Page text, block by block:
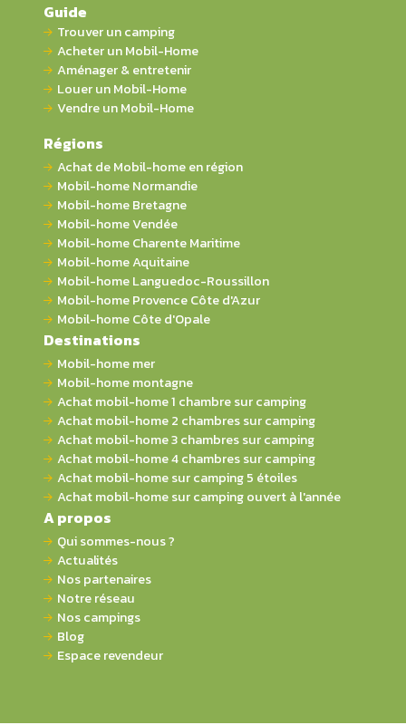
Guide
Trouver un camping
Acheter un Mobil-Home
Aménager & entretenir
Louer un Mobil-Home
Vendre un Mobil-Home
Régions
Achat de Mobil-home en région
Mobil-home Normandie
Mobil-home Bretagne
Mobil-home Vendée
Mobil-home Charente Maritime
Mobil-home Aquitaine
Mobil-home Languedoc-Roussillon
Mobil-home Provence Côte d'Azur
Mobil-home Côte d'Opale
Destinations
Mobil-home mer
Mobil-home montagne
Achat mobil-home 1 chambre sur camping
Achat mobil-home 2 chambres sur camping
Achat mobil-home 3 chambres sur camping
Achat mobil-home 4 chambres sur camping
Achat mobil-home sur camping 5 étoiles
Achat mobil-home sur camping ouvert à l'année
A propos
Qui sommes-nous ?
Actualités
Nos partenaires
Notre réseau
Nos campings
Blog
Espace revendeur